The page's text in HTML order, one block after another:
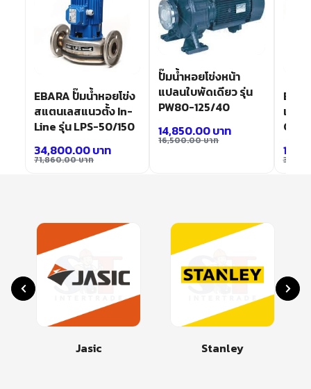
EBARA ปั๊มน้ำหอยโข่ง
สแตนเลสแนวตั้ง In-
Line รุ่น LPS-50/150
71,860.00บาท
34,800.00บาท
ปั๊มน้ำหอยโข่งหน้า
แปลนใบพัดเดียว รุ่น
PW80-125/40
16,500.00บาท
14,850.00บาท
เหล็
Jasic Stanley